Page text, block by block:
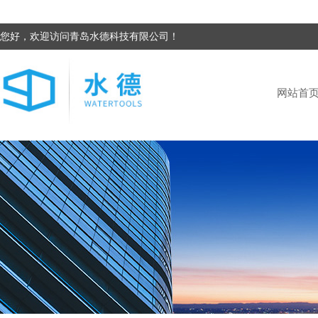
您好，欢迎访问青岛水德科技有限公司！
网站首